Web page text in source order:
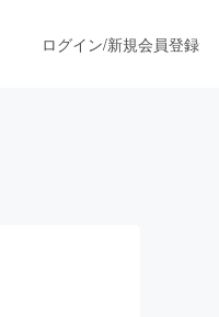
ログイン/新規会員登録